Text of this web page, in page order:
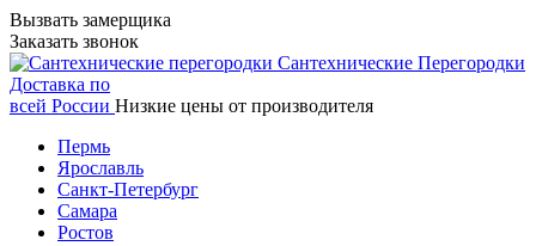
Вызвать замерщика
Заказать звонок
Сантехнические Перегородки
Доставка по
всей России Низкие цены от производителя
Пермь
Ярославль
Санкт-Петербург
Самара
Ростов